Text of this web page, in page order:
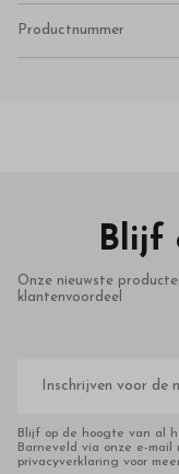
Productnummer
Blijf
Onze nieuwste
klantenvoordeel
mailadres
Blijf op de hoogte van al
Barneveld via onze e-mail
privacyverklaring voor